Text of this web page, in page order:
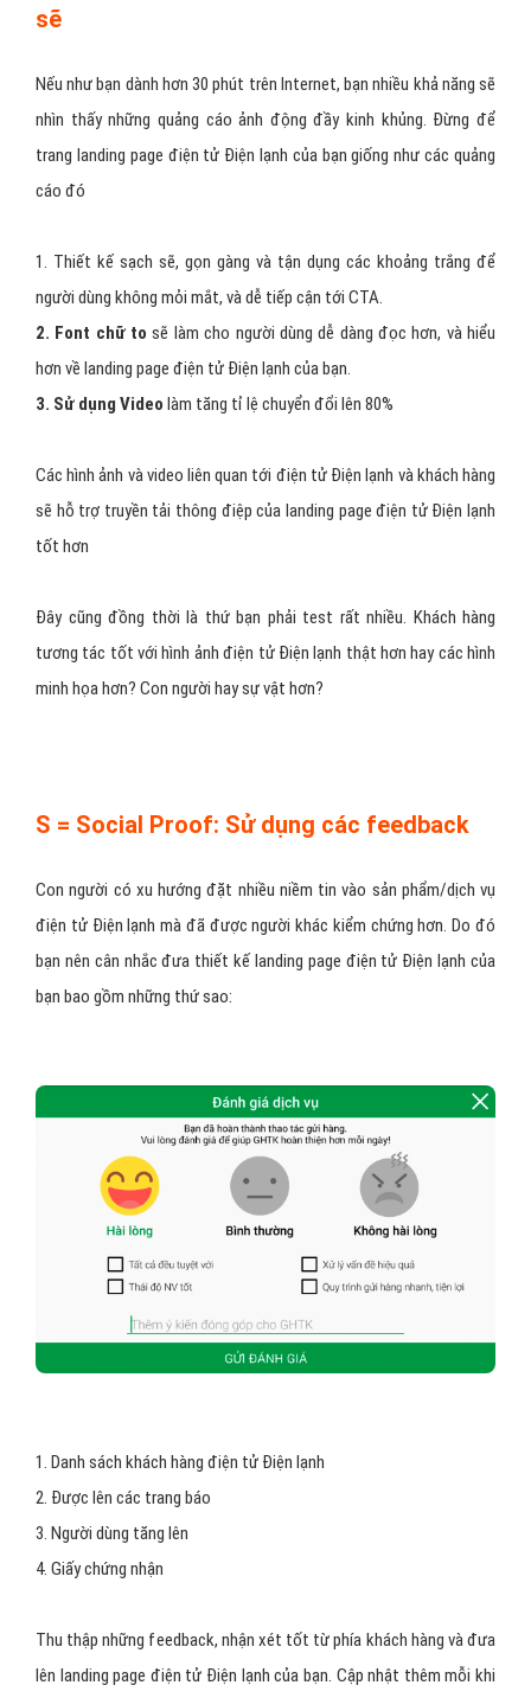
sẽ
Nếu như bạn dành hơn 30 phút trên Internet, bạn nhiều khả năng sẽ
nhìn thấy những quảng cáo ảnh động đầy kinh khủng. Đừng để
trang landing page điện tử Điện lạnh của bạn giống như các quảng
cáo đó
1. Thiết kế sạch sẽ, gọn gàng và tận dụng các khoảng trắng để
người dùng không mỏi mắt, và dễ tiếp cận tới CTA.
2. Font chữ to sẽ làm cho người dùng dễ dàng đọc hơn, và hiểu
hơn về landing page điện tử Điện lạnh của bạn.
3. Sử dụng Video làm tăng tỉ lệ chuyển đổi lên 80%
Các hình ảnh và video liên quan tới điện tử Điện lạnh và khách hàng
sẽ hỗ trợ truyền tải thông điệp của landing page điện tử Điện lạnh
tốt hơn
Đây cũng đồng thời là thứ bạn phải test rất nhiều. Khách hàng
tương tác tốt với hình ảnh điện tử Điện lạnh thật hơn hay các hình
minh họa hơn? Con người hay sự vật hơn?
S = Social Proof: Sử dụng các feedback
Con người có xu hướng đặt nhiều niềm tin vào sản phẩm/dịch vụ
điện tử Điện lạnh mà đã được người khác kiểm chứng hơn. Do đó
bạn nên cân nhắc đưa thiết kế landing page điện tử Điện lạnh của
bạn bao gồm những thứ sao:
1. Danh sách khách hàng điện tử Điện lạnh
2. Được lên các trang báo
3. Người dùng tăng lên
4. Giấy chứng nhận
Thu thập những feedback, nhận xét tốt từ phía khách hàng và đưa
lên landing page điện tử Điện lạnh của bạn. Cập nhật thêm mỗi khi